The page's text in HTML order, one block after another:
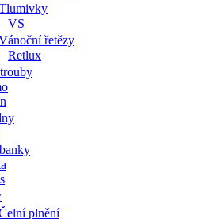
VS
řetězy
Retlux
plnění